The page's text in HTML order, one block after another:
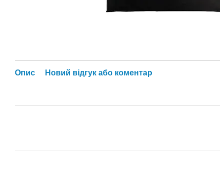
Опис Новий відгук або коментар